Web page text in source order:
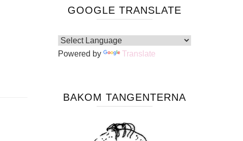
GOOGLE TRANSLATE
Powered by Translate
BAKOM TANGENTERNA